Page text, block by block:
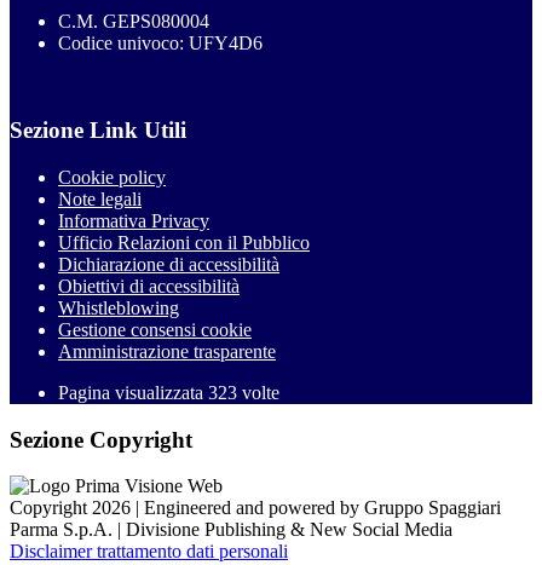
C.M. GEPS080004
Codice univoco: UFY4D6
Sezione Link Utili
Cookie policy
Note legali
Informativa Privacy
Ufficio Relazioni con il Pubblico
Dichiarazione di accessibilità
Obiettivi di accessibilità
Whistleblowing
Gestione consensi cookie
Amministrazione trasparente
Pagina visualizzata 323 volte
Sezione Copyright
Copyright 2026 | Engineered and powered by Gruppo Spaggiari
Parma S.p.A. | Divisione Publishing & New Social Media
Disclaimer trattamento dati personali